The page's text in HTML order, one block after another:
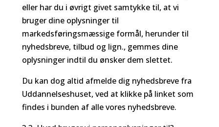
eller har du i øvrigt givet samtykke til, at vi
bruger dine oplysninger til
markedsføringsmæssige formål, herunder til
nyhedsbreve, tilbud og lign., gemmes dine
oplysninger indtil du ønsker dem slettet.
Du kan dog altid afmelde dig nyhedsbreve fra
Uddannelseshuset, ved at klikke på linket som
findes i bunden af alle vores nyhedsbreve.